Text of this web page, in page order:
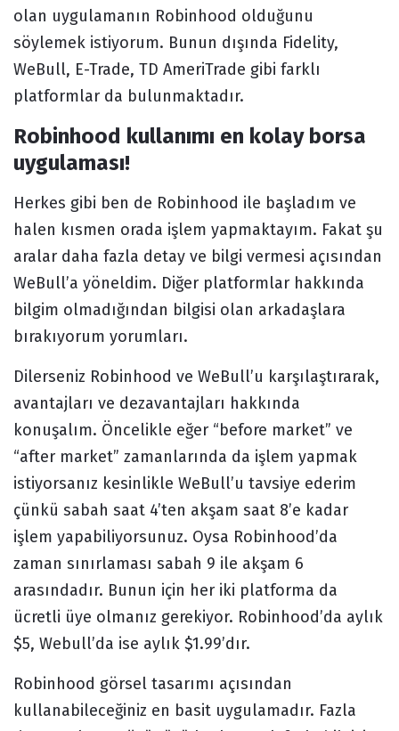
olan uygulamanın Robinhood olduğunu
söylemek istiyorum. Bunun dışında Fidelity,
WeBull, E-Trade, TD AmeriTrade gibi farklı
platformlar da bulunmaktadır.
Robinhood kullanımı en kolay borsa
uygulaması!
Herkes gibi ben de Robinhood ile başladım ve
halen kısmen orada işlem yapmaktayım. Fakat şu
aralar daha fazla detay ve bilgi vermesi açısından
WeBull’a yöneldim. Diğer platformlar hakkında
bilgim olmadığından bilgisi olan arkadaşlara
bırakıyorum yorumları.
Dilerseniz Robinhood ve WeBull’u karşılaştırarak,
avantajları ve dezavantajları hakkında
konuşalım. Öncelikle eğer “before market” ve
“after market” zamanlarında da işlem yapmak
istiyorsanız kesinlikle WeBull’u tavsiye ederim
çünkü sabah saat 4’ten akşam saat 8’e kadar
işlem yapabiliyorsunuz. Oysa Robinhood’da
zaman sınırlaması sabah 9 ile akşam 6
arasındadır. Bunun için her iki platforma da
ücretli üye olmanız gerekiyor. Robinhood’da aylık
$5, Webull’da ise aylık $1.99’dır.
Robinhood görsel tasarımı açısından
kullanabileceğiniz en basit uygulamadır. Fazla